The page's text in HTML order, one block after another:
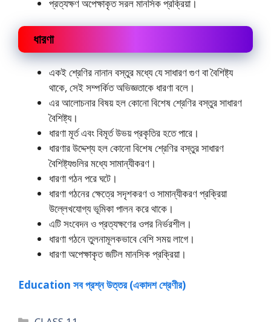
প্রত্যক্ষণ অপেক্ষাকৃত সরল মানসিক প্রক্রিয়া।
ধারণা
একই শ্রেণির নানান বস্তুর মধ্যে যে সাধারণ গুণ বা বৈশিষ্ট্য
থাকে, সেই সম্পর্কিত অভিজ্ঞতাকে ধারণা বলে।
এর আলােচনার বিষয় হল কোনাে বিশেষ শ্রেণির বস্তুর সাধারণ
বৈশিষ্ট্য।
ধারণা মূর্ত এবং বিমূর্ত উভয় প্রকৃতির হতে পারে।
ধারণার উদ্দেশ্য হল কোনাে বিশেষ শ্রেণির বস্তুর সাধারণ
বৈশিষ্ট্যগুলির মধ্যে সামান্যীকরণ।
ধারণা গঠন পরে ঘটে।
ধারণা গঠনের ক্ষেত্রে সদৃশকরণ ও সামান্যীকরণ প্রক্রিয়া
উল্লেখযােগ্য ভূমিকা পালন করে থাকে।
এটি সংবেদন ও প্রত্যক্ষণের ওপর নির্ভরশীল।
ধারণা গঠনে তুলনামূলকভাবে বেশি সময় লাগে।
ধারণা অপেক্ষাকৃত জটিল মানসিক প্রক্রিয়া।
Education সব প্রশ্ন উত্তর (একাদশ শ্রেণীর)